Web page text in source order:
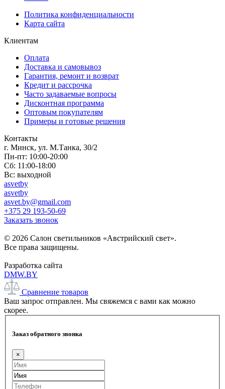
Политика конфиденциальности
Карта сайта
Клиентам
Оплата
Доставка и самовывоз
Гарантия, ремонт и возврат
Кредит и рассрочка
Часто задаваемые вопросы
Дисконтная программа
Оптовым покупателям
Примеры и готовые решения
Контакты
г. Минск, ул. М.Танка, 30/2
Пн-пт: 10:00-20:00
Сб: 11:00-18:00
Вс: выходной
asvetby
asvetby
asvet.by@gmail.com
+375 29 193-50-69
Заказать звонок
© 2026 Салон светильников «Австрийский свет».
Все права защищены.
Разработка сайта
DMW.BY
Сравнение товаров
Ваш запрос отправлен. Мы свяжемся с вами как можно
скорее.
Заказ обратного звонка
×